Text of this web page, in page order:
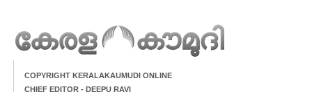
COPYRIGHT KERALAKAUMUDI ONLINE
CHIEF EDITOR - DEEPU RAVI